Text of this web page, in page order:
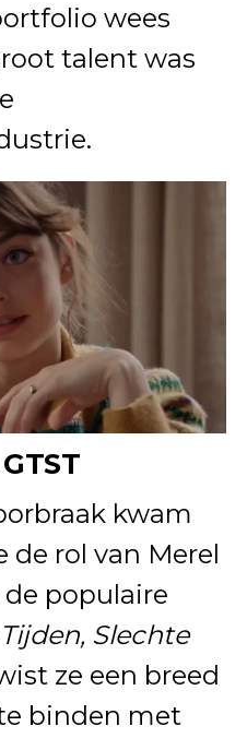
wees
talent was
kwam
de rol van Merel
populaire
Slechte
ze een breed
binden met